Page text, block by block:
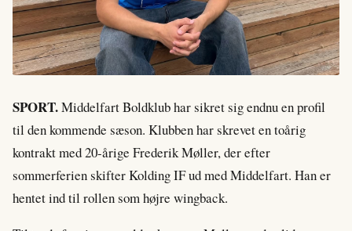
SPORT.Middelfart Boldklub har sikret sig endnu en profil
til den kommende sæson. Klubben har skrevet en toårig
kontrakt med 20-årige Frederik Møller, der efter
sommerferien skifter Kolding IF ud med Middelfart. Han er
hentet ind til rollen som højre wingback.